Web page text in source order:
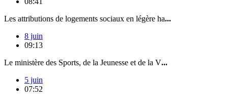
Les attributions de logements sociaux en légère ha...
8 juin
09:13
Le ministère des Sports, de la Jeunesse et de la V...
5 juin
07:52